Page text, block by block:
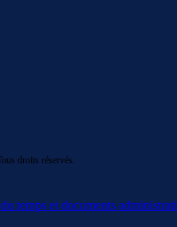
droits réservés.
temps et documents